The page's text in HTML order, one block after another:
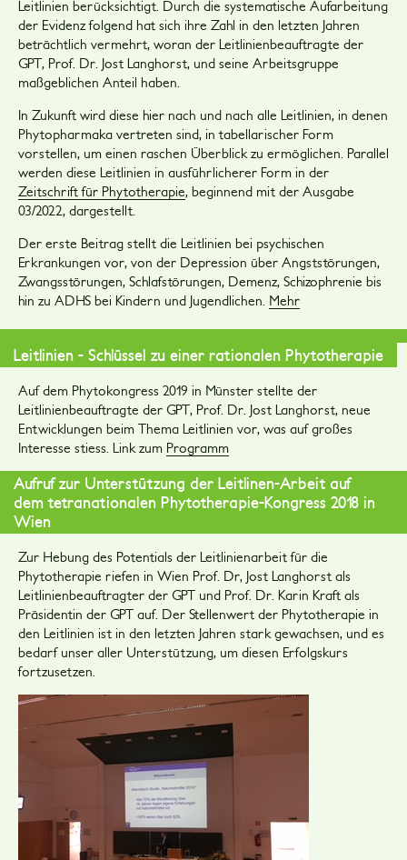
Leitlinien berücksichtigt. Durch die systematische Aufarbeitung
der Evidenz folgend hat sich ihre Zahl in den letzten Jahren
beträchtlich vermehrt, woran der Leitlinienbeauftragte der
GPT, Prof. Dr. Jost Langhorst, und seine Arbeitsgruppe
maßgeblichen Anteil haben.
In Zukunft wird diese hier nach und nach alle Leitlinien, in denen
Phytopharmaka vertreten sind, in tabellarischer Form
vorstellen, um einen raschen Überblick zu ermöglichen. Parallel
werden diese Leitlinien in ausführlicherer Form in der
Zeitschrift für Phytotherapie, beginnend mit der Ausgabe
03/2022, dargestellt.
Der erste Beitrag stellt die Leitlinien bei psychischen
Erkrankungen vor, von der Depression über Angststörungen,
Zwangsstörungen, Schlafstörungen, Demenz, Schizophrenie bis
hin zu ADHS bei Kindern und Jugendlichen. Mehr
Leitlinien - Schlüssel zu einer rationalen Phytotherapie
Auf dem Phytokongress 2019 in Münster stellte der
Leitlinienbeauftragte der GPT, Prof. Dr. Jost Langhorst, neue
Entwicklungen beim Thema Leitlinien vor, was auf großes
Interesse stiess. Link zum Programm
Aufruf zur Unterstützung der Leitlinen-Arbeit auf
dem tetranationalen Phytotherapie-Kongress 2018 in
Wien
Zur Hebung des Potentials der Leitlinienarbeit für die
Phytotherapie riefen in Wien Prof. Dr, Jost Langhorst als
Leitlinienbeauftragter der GPT und Prof. Dr. Karin Kraft als
Präsidentin der GPT auf. Der Stellenwert der Phytotherapie in
den Leitlinien ist in den letzten Jahren stark gewachsen, und es
bedarf unser aller Unterstützung, um diesen Erfolgskurs
fortzusetzen.